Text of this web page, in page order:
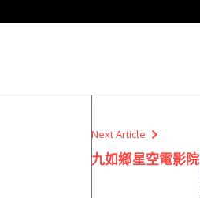
Next Article
九如鄉星空電影院